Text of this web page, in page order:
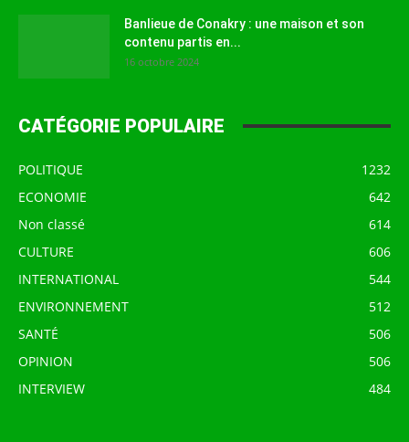
Banlieue de Conakry : une maison et son
contenu partis en...
16 octobre 2024
CATÉGORIE POPULAIRE
POLITIQUE
1232
ECONOMIE
642
Non classé
614
CULTURE
606
INTERNATIONAL
544
ENVIRONNEMENT
512
SANTÉ
506
OPINION
506
INTERVIEW
484